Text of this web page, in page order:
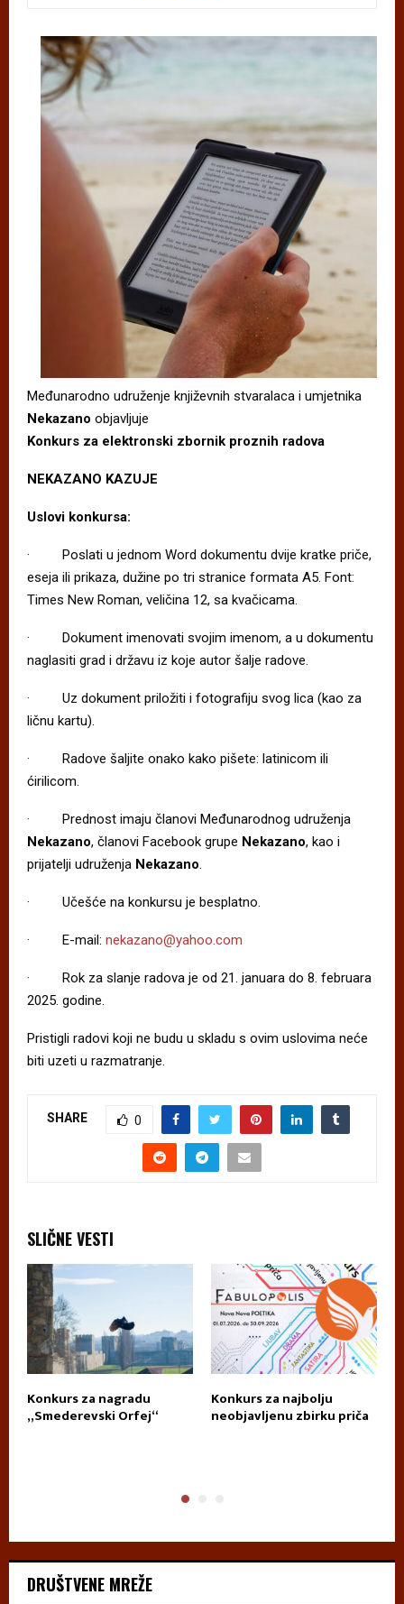
Međunarodno udruženje književnih stvaralaca i umjetnika
Nekazano objavljuje
Konkurs za elektronski zbornik proznih radova
NEKAZANO KAZUJE
Uslovi konkursa:
· Poslati u jednom Word dokumentu dvije kratke priče,
eseja ili prikaza, dužine po tri stranice formata A5. Font:
Times New Roman, veličina 12, sa kvačicama.
· Dokument imenovati svojim imenom, a u dokumentu
naglasiti grad i državu iz koje autor šalje radove.
· Uz dokument priložiti i fotografiju svog lica (kao za
ličnu kartu).
· Radove šaljite onako kako pišete: latinicom ili
ćirilicom.
· Prednost imaju članovi Međunarodnog udruženja
Nekazano, članovi Facebook grupe Nekazano, kao i
prijatelji udruženja Nekazano
· Učešće na konkursu je besplatno.
· E-mail: nekazano@yahoo.com
· Rok za slanje radova je od 21. januara do 8. februara
2025. godine.
Pristigli radovi koji ne budu u skladu s ovim uslovima neće
biti uzeti u razmatranje.
SHARE 0
SLIČNE VESTI
Konkurs za nagradu
„Smederevski Orfej“
Konkurs za najbolju
neobjavljenu zbirku priča
DRUŠTVENE MREŽE